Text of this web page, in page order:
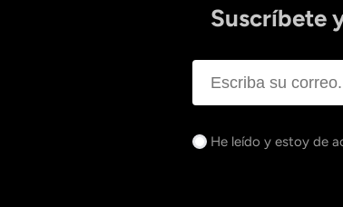
Suscríbete
He leído y estoy de